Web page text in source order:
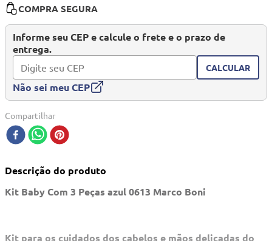
COMPRA SEGURA
Informe seu CEP e calcule o frete e o prazo de
entrega.
CALCULAR
Não sei meu CEP
Compartilhar
Descrição do produto
Kit Baby Com 3 Peças azul 0613 Marco Boni
Kit para os cuidados dos cabelos e mãos delicadas do